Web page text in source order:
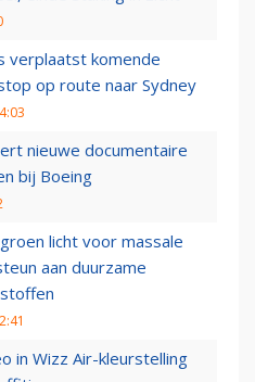
verplaatst komende
op route naar Sydney
nieuwe documentaire
bij Boeing
licht voor massale
aan duurzame
in Wizz Air-kleurstelling